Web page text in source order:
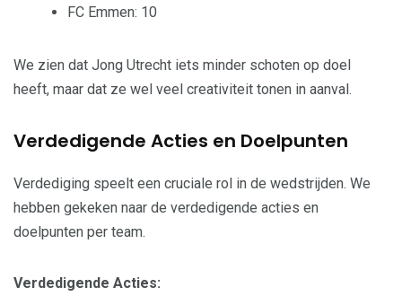
FC Emmen: 10
We zien dat Jong Utrecht iets minder schoten op doel
heeft, maar dat ze wel veel creativiteit tonen in aanval.
Verdedigende Acties en Doelpunten
Verdediging speelt een cruciale rol in de wedstrijden. We
hebben gekeken naar de verdedigende acties en
doelpunten per team.
Verdedigende Acties: